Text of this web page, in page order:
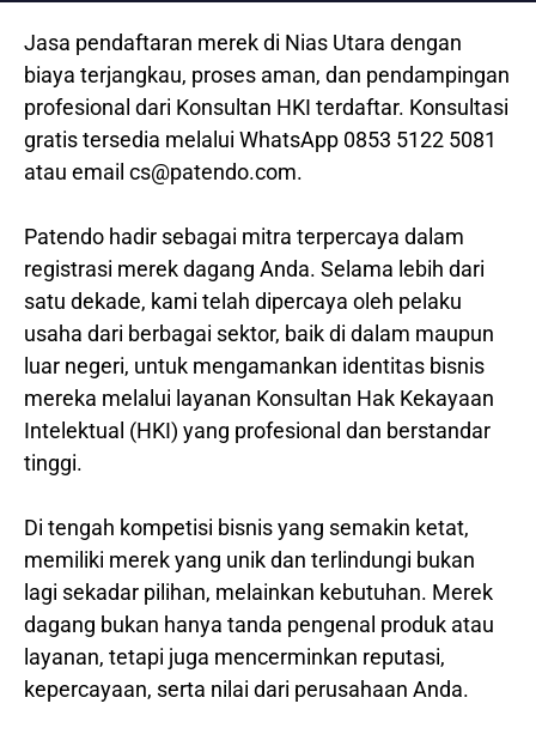
Jasa pendaftaran merek di Nias Utara dengan
biaya terjangkau, proses aman, dan pendampingan
profesional dari Konsultan HKI terdaftar. Konsultasi
gratis tersedia melalui WhatsApp 0853 5122 5081
atau email cs@patendo.com.
Patendo hadir sebagai mitra terpercaya dalam
registrasi merek dagang Anda. Selama lebih dari
satu dekade, kami telah dipercaya oleh pelaku
usaha dari berbagai sektor, baik di dalam maupun
luar negeri, untuk mengamankan identitas bisnis
mereka melalui layanan Konsultan Hak Kekayaan
Intelektual (HKI) yang profesional dan berstandar
tinggi.
Di tengah kompetisi bisnis yang semakin ketat,
memiliki merek yang unik dan terlindungi bukan
lagi sekadar pilihan, melainkan kebutuhan. Merek
dagang bukan hanya tanda pengenal produk atau
layanan, tetapi juga mencerminkan reputasi,
kepercayaan, serta nilai dari perusahaan Anda.